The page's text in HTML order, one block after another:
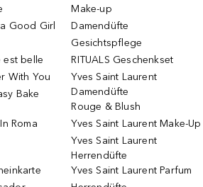
Good Girl
est belle
With You
Bake
Roma
Make-up
Damendüfte
Gesichtspflege
RITUALS Geschenkset
Yves Saint Laurent
Damendüfte
Rouge & Blush
Yves Saint Laurent Make-Up
Yves Saint Laurent
Herrendüfte
Yves Saint Laurent Parfum